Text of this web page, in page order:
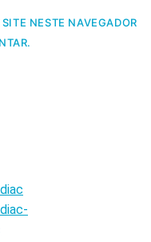
NESTE NAVEGADOR